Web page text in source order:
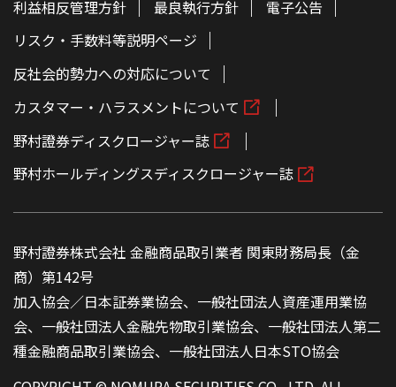
利益相反管理方針
最良執行方針
電子公告
リスク・手数料等説明ページ
反社会的勢力への対応について
カスタマー・ハラスメントについて
野村證券ディスクロージャー誌
野村ホールディングスディスクロージャー誌
野村證券株式会社 金融商品取引業者 関東財務局長（金
商）第142号
加入協会／日本証券業協会、一般社団法人資産運用業協
会、一般社団法人金融先物取引業協会、一般社団法人第二
種金融商品取引業協会、一般社団法人日本STO協会